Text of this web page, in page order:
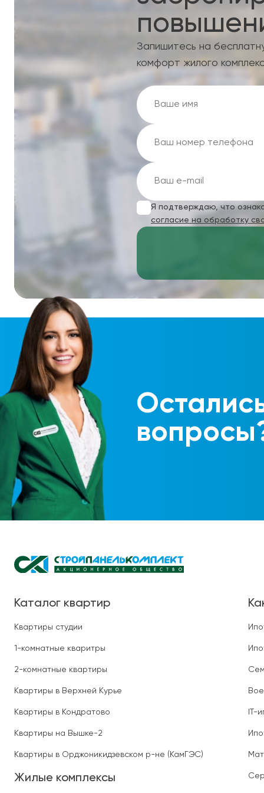
Запишитесь на
комфорт жилого
Я подтверждаю, что
согласие на обработку
Каталог квартир
Квартиры студии
1-комнатные кваритры
2-комнатные квартиры
Квартиры в Верхней Курье
Квартиры в Кондратово
Квартиры на Вышке-2
Квартиры в Орджоникидзевском р-не (КамГЭС)
Жилые комплексы
IT-